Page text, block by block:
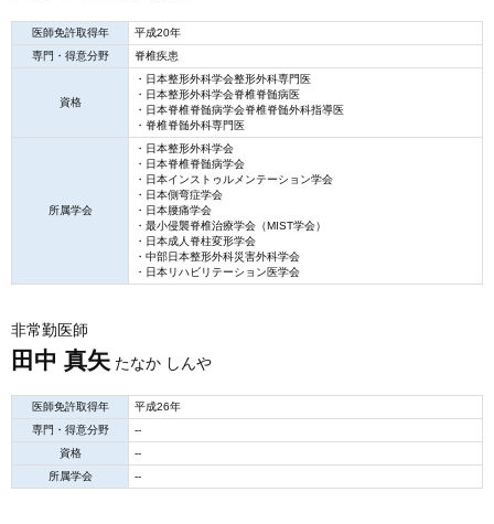
医師免許取得年
平成20年
専門・得意分野
脊椎疾患
資格
・日本整形外科学会整形外科専門医
・日本整形外科学会脊椎脊髄病医
・日本脊椎脊髄病学会脊椎脊髄外科指導医
・脊椎脊髄外科専門医
所属学会
・日本整形外科学会
・日本脊椎脊髄病学会
・日本インストゥルメンテーション学会
・日本側弯症学会
・日本腰痛学会
・最小侵襲脊椎治療学会（MIST学会）
・日本成人脊柱変形学会
・中部日本整形外科災害外科学会
・日本リハビリテーション医学会
非常勤医師
田中 真矢 たなか しんや
医師免許取得年
平成26年
専門・得意分野
--
資格
--
所属学会
--